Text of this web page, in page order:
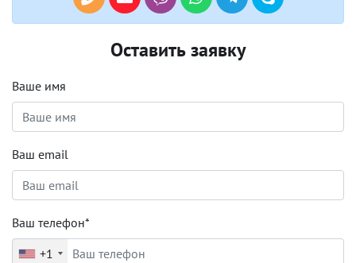
Оставить заявку
Ваше имя
Ваш email
Ваш телефон*
+1